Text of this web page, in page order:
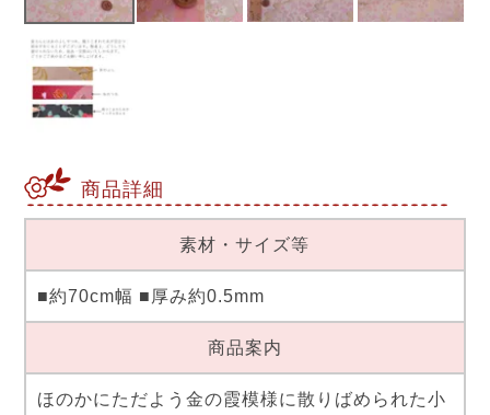
商品詳細
素材・サイズ等
■約70cm幅 ■厚み約0.5mm
商品案内
ほのかにただよう金の霞模様に散りばめられた小